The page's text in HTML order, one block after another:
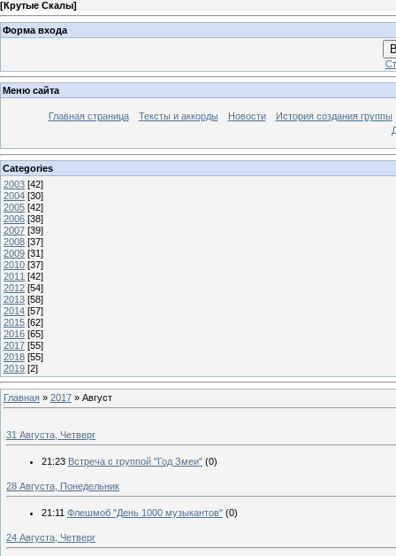
[Крутые Скалы]
Форма входа
Меню сайта
Главная страница Тексты и аккорды Новости
История создания группы
Categories
2003 [42]
2004 [30]
2005 [42]
2006 [38]
2007 [39]
2008 [37]
2009 [31]
2010 [37]
2011 [42]
2012 [54]
2013 [58]
2014 [57]
2015 [62]
2016 [65]
2017 [55]
2018 [55]
2019 [2]
Главная » 2017 » Август
31 Августа, Четверг
21:23 Встреча с группой "Год Змеи" (0)
28 Августа, Понедельник
21:11 Флешмоб "День 1000 музыкантов" (0)
24 Августа, Четверг